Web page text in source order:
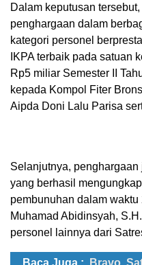
Dalam keputusan
penghargaan dalam
kategori personel
IKPA terbaik pada satuan
Rp5 miliar Semester II
kepada Kompol Fiter
Aipda Doni Lalu Parisa
Selanjutnya,
yang berhasil
pembunuhan dalam
Muhamad Abidinsyah,
personel lainnya dari
Baca Juga : Bravo,